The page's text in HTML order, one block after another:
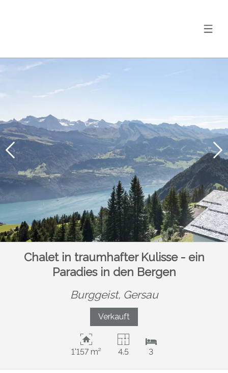
Chalet in traumhafter Kulisse - ein
Paradies in den Bergen
Burggeist, Gersau
Verkauft
1'157 m² 4.5 3